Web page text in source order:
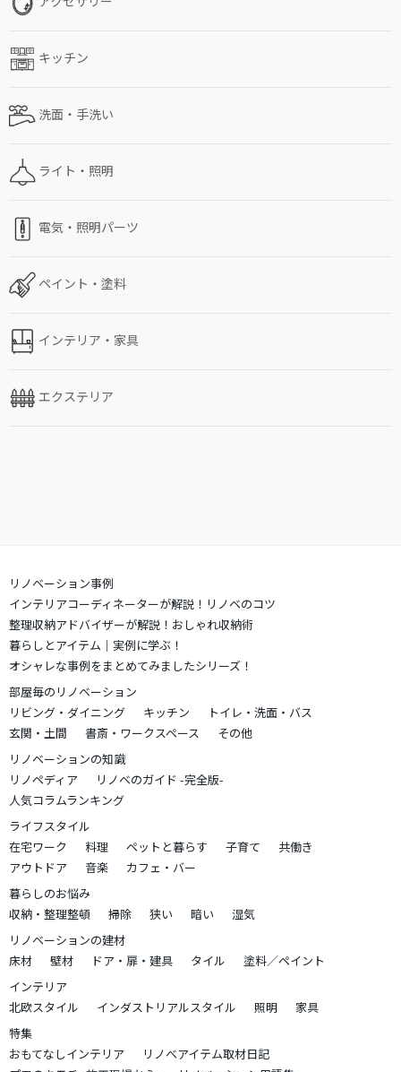
キッチン
洗面・手洗い
ライト・照明
電気・照明パーツ
ペイント・塗料
インテリア・家具
エクステリア
リノベーション事例
インテリアコーディネーターが解説！リノベのコツ
整理収納アドバイザーが解説！おしゃれ収納術
暮らしとアイテム｜実例に学ぶ！
オシャレな事例をまとめてみましたシリーズ！
部屋毎のリノベーション
リビング・ダイニング
キッチン
トイレ・洗面・バス
玄関・土間
書斎・ワークスペース
その他
リノベーションの知識
リノペディア
リノベのガイド -完全版-
人気コラムランキング
ライフスタイル
在宅ワーク
料理 ペットと暮らす 子育て
共働き
アウトドア
音楽
カフェ・バー
暮らしのお悩み
収納・整理整頓
掃除 狭い 暗い
湿気
リノベーションの建材
床材
壁材 ドア・扉・建具 タイル
塗料／ペイント
インテリア
北欧スタイル
インダストリアルスタイル 照明
家具
特集
おもてなしインテリア
リノベアイテム取材日記